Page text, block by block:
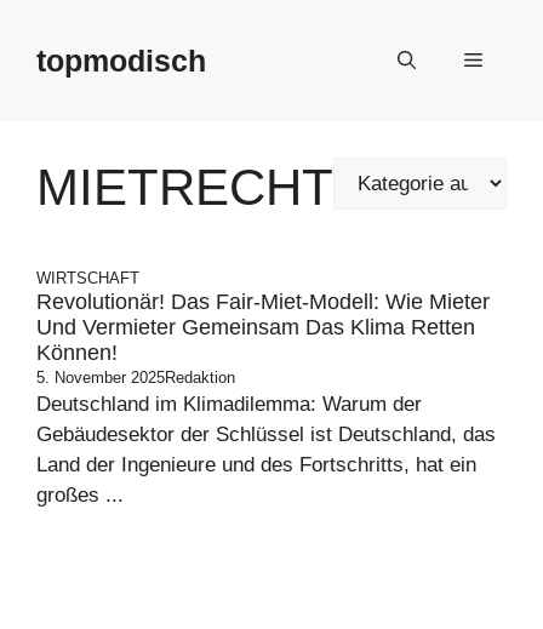
springentopmodisch Menü
MIETRECHT
WIRTSCHAFT
Revolutionär! Das Fair-Miet-Modell: Wie Mieter
Und Vermieter Gemeinsam Das Klima Retten
Können!
5. November 2025Redaktion
Deutschland im Klimadilemma: Warum der
Gebäudesektor der Schlüssel ist Deutschland, das
Land der Ingenieure und des Fortschritts, hat ein
großes ...